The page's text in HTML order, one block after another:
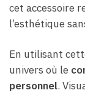
cet accessoire
l’esthétique
En utilisant
univers où le
personnel.